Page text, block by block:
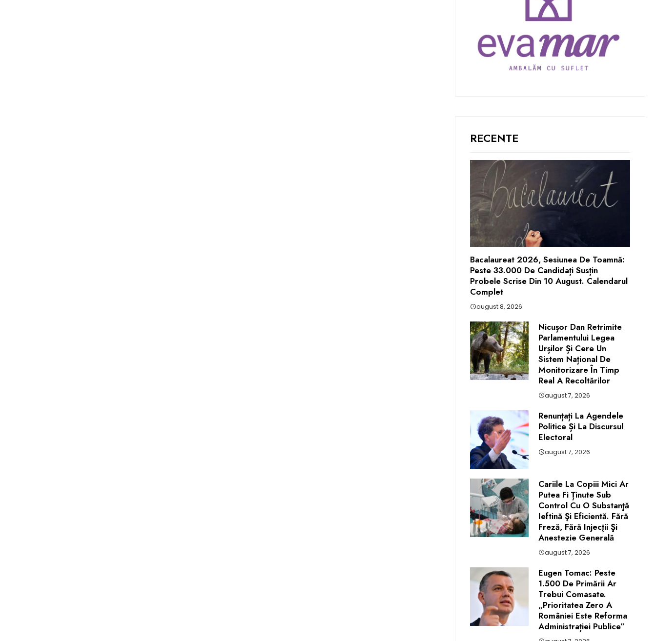
RECENTE
Bacalaureat 2026, Sesiunea De Toamnă:
Peste 33.000 De Candidați Susțin
Probele Scrise Din 10 August. Calendarul
Complet
august 8, 2026
Nicușor Dan Retrimite
Parlamentului Legea
Urșilor Și Cere Un
Sistem Național De
Monitorizare În Timp
Real A Recoltărilor
august 7, 2026
Renunțați La Agendele
Politice Și La Discursul
Electoral
august 7, 2026
Cariile La Copiii Mici Ar
Putea Fi Ținute Sub
Control Cu O Substanţă
Ieftină Şi Eficientă. Fără
Freză, Fără Injecţii Şi
Anestezie Generală
august 7, 2026
Eugen Tomac: Peste
1.500 De Primării Ar
Trebui Comasate.
„Prioritatea Zero A
României Este Reforma
Administrației Publice”